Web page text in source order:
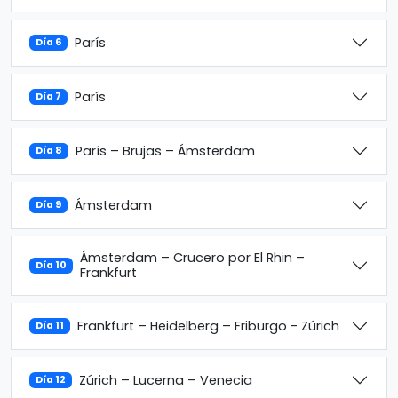
Día 6 París
Día 7 París
Día 8 París – Brujas – Ámsterdam
Día 9 Ámsterdam
Día 10
Ámsterdam – Crucero por El Rhin –
Frankfurt
Día 11 Frankfurt – Heidelberg – Friburgo - Zúrich
Día 12 Zúrich – Lucerna – Venecia